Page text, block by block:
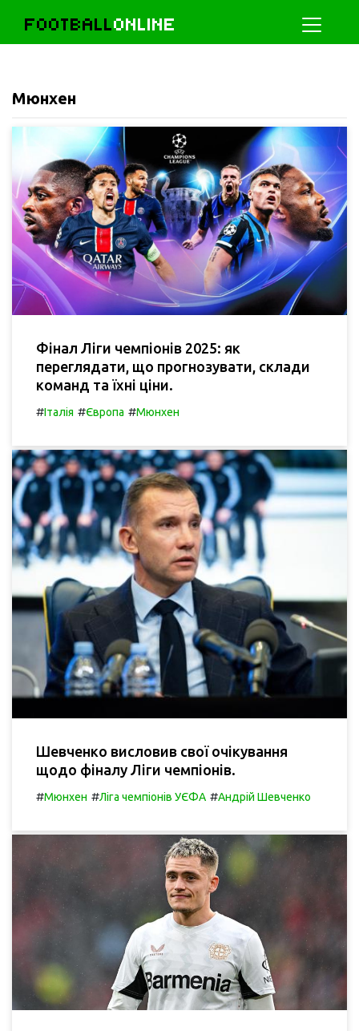
FOOTBALLONLINE
Мюнхен
Фінал Ліги чемпіонів 2025: як
переглядати, що прогнозувати, склади
команд та їхні ціни.
#Італія #Європа #Мюнхен
Шевченко висловив свої очікування
щодо фіналу Ліги чемпіонів.
#Мюнхен #Ліга чемпіонів УЄФА #Андрій Шевченко